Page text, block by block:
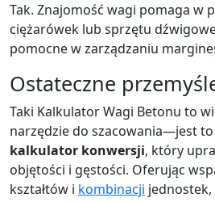
Tak. Znajomość wagi pomaga w
ciężarówek lub sprzętu
pomocne w zarządzaniu
Ostateczne
Taki Kalkulator Wagi Betonu to
narzędzie do szacowania—jest
kalkulator konwersji, który
objętości i gęstości. Oferując
kształtów i kombinacji jednostek,